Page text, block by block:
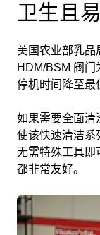
卫生且
美国农业部乳品
HDM/BSM 阀
停机时间降至最
如果需要全面清
使该快速清洁系
无需特殊工具即
都非常友好。